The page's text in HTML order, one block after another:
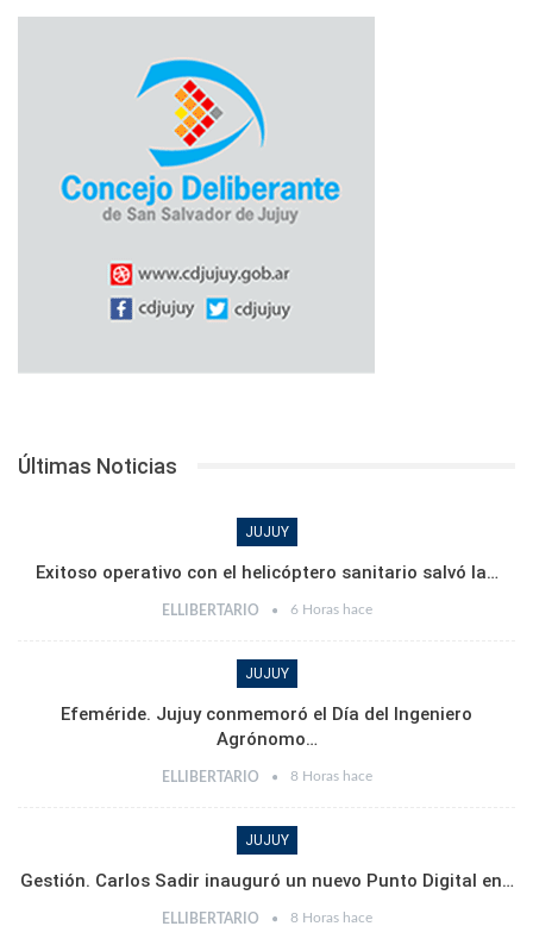
Últimas Noticias
JUJUY
Exitoso operativo con el helicóptero sanitario salvó la…
ELLIBERTARIO 6 Horas hace
JUJUY
Efeméride. Jujuy conmemoró el Día del Ingeniero
Agrónomo…
ELLIBERTARIO 8 Horas hace
JUJUY
Gestión. Carlos Sadir inauguró un nuevo Punto Digital en…
ELLIBERTARIO 8 Horas hace